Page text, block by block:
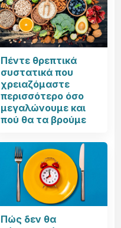
Πέντε θρεπτικά
συστατικά που
χρειαζόμαστε
περισσότερο όσο
μεγαλώνουμε και
πού θα τα βρούμε
Πώς δεν θα